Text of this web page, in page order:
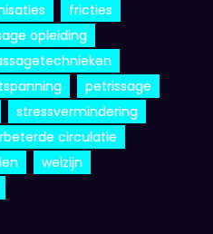
fricties
opleiding
petrissage
stressvermindering
circulatie
welzijn